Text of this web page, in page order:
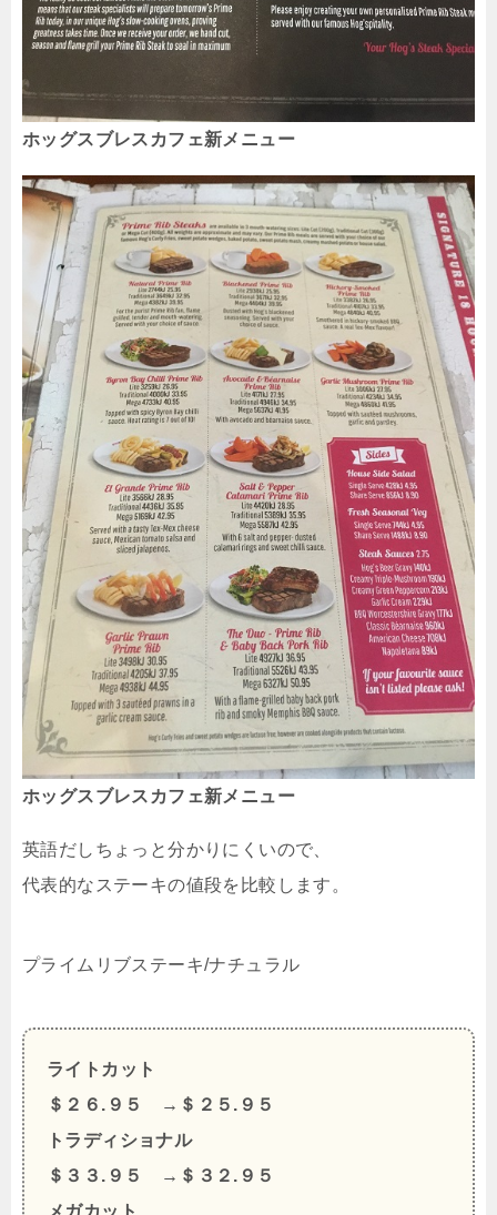
ホッグスブレスカフェ新メニュー
ホッグスブレスカフェ新メニュー
英語だしちょっと分かりにくいので、
代表的なステーキの値段を比較します。
プライムリブステーキ/ナチュラル
ライトカット
＄２６.９５ →＄２５.９５
トラディショナル
＄３３.９５ →＄３２.９５